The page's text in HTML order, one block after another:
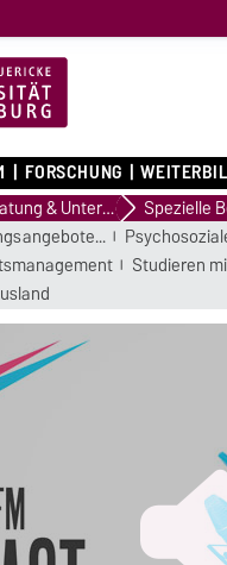
FORSCHUNG
Beratung & Unterstützung
Studieren